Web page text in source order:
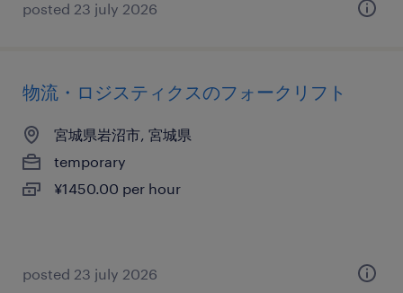
posted 23 july 2026
物流・ロジスティクスのフォークリフト
宮城県岩沼市, 宮城県
temporary
¥1450.00 per hour
posted 23 july 2026